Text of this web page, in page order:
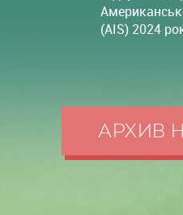
(AIS) 2024
АРХИВ